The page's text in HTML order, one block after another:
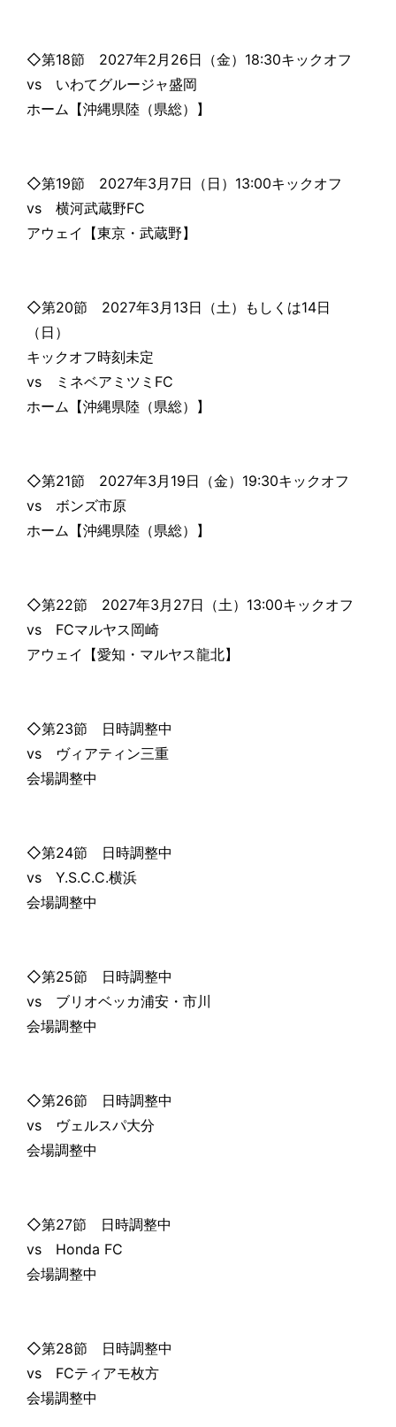
◇第18節 2027年2月26日（金）18:30キックオフ
vs いわてグルージャ盛岡
ホーム【沖縄県陸（県総）】
◇第19節 2027年3月7日（日）13:00キックオフ
vs 横河武蔵野FC
アウェイ【東京・武蔵野】
◇第20節 2027年3月13日（土）もしくは14日
（日）
キックオフ時刻未定
vs ミネベアミツミFC
ホーム【沖縄県陸（県総）】
◇第21節 2027年3月19日（金）19:30キックオフ
vs ボンズ市原
ホーム【沖縄県陸（県総）】
◇第22節 2027年3月27日（土）13:00キックオフ
vs FCマルヤス岡崎
アウェイ【愛知・マルヤス龍北】
◇第23節 日時調整中
vs ヴィアティン三重
会場調整中
◇第24節 日時調整中
vs Y.S.C.C.横浜
会場調整中
◇第25節 日時調整中
vs ブリオベッカ浦安・市川
会場調整中
◇第26節 日時調整中
vs ヴェルスパ大分
会場調整中
◇第27節 日時調整中
vs Honda FC
会場調整中
◇第28節 日時調整中
vs FCティアモ枚方
会場調整中